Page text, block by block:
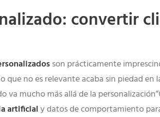
convertir
son prácticamente
que no es relevante acaba sin piedad
mucho más allá de la
artificialy datos de comportamiento